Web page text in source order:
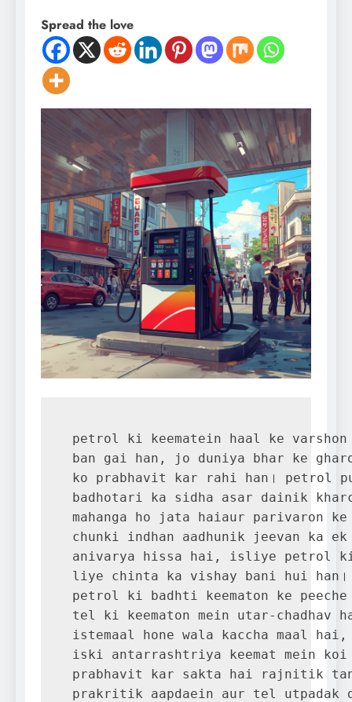
Spread the love
petrol ki keematein haal ke varshon
ban gai han, jo duniya bhar ke
ko prabhavit kar rahi han। petrol
badhotari ka sidha asar dainik
mahanga ho jata haiaur parivaron
chunki indhan aadhunik jeevan ka
anivarya hissa hai, isliye petrol ki
liye chinta ka vishay bani hui han।
petrol ki badhti keematon ke
tel ki keematon mein utar-chadhav
istemaal hone wala kaccha maal
iski antarrashtriya keemat mein
prabhavit kar sakta hai rajnitik
prakritik aapdaein aur tel utpadak